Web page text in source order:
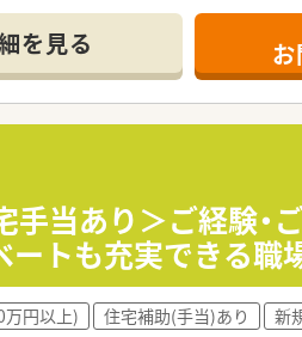
勤も可能となっているため、ご
方箋を1日あたり50枚から60枚
務も実施しており、地域医療に
の薬局を持ちたいと考える薬
た確かな実績があり、資金繰り
持つ仲間同士で互いに刺激し
、年齢や経験に関係なく誰で
しており、お互いに切磋琢磨
るため、常に新しい知識を吸
を見る
手当あり＞ご経験
ートも充実できる
万円以上) 住宅補助(手当)あり 新